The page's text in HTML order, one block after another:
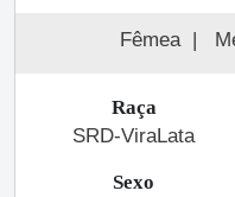
Fêmea |
Raça
SRD-ViraLata
Sexo